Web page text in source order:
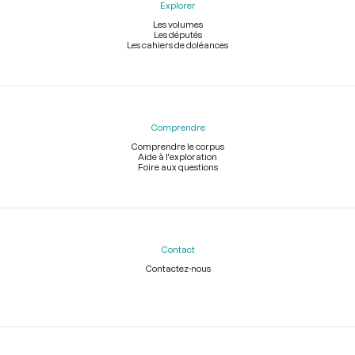
Explorer
Les volumes
Les députés
Les cahiers de doléances
Comprendre
Comprendre le corpus
Aide à l'exploration
Foire aux questions
Contact
Contactez-nous
Légal